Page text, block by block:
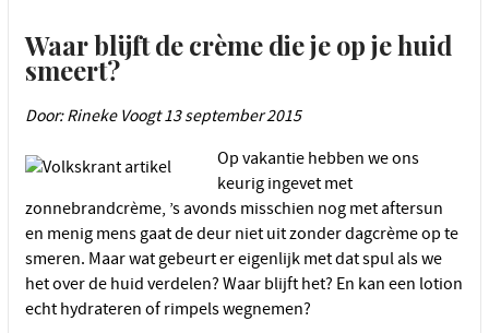
Waar blijft de crème die je op je huid
smeert?
Door: Rineke Voogt 13 september 2015
Op vakantie hebben we ons
keurig ingevet met
zonnebrandcrème, ’s avonds misschien nog met aftersun
en menig mens gaat de deur niet uit zonder dagcrème op te
smeren. Maar wat gebeurt er eigenlijk met dat spul als we
het over de huid verdelen? Waar blijft het? En kan een lotion
echt hydrateren of rimpels wegnemen?